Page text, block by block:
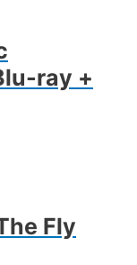
ray +
Fly